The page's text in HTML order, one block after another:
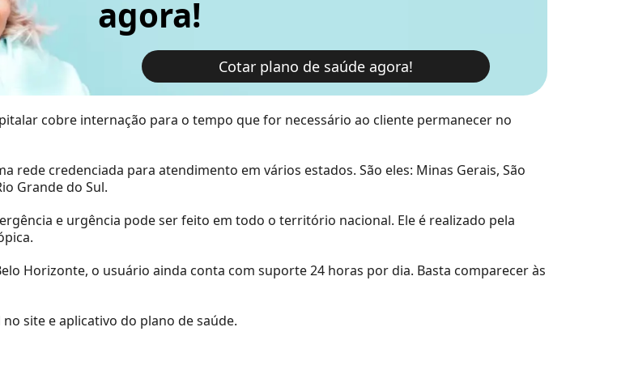
agora!
Cotar plano de saúde agora!
cobre internação para o tempo que for necessário ao cliente permanecer no
rede credenciada para atendimento em vários estados. São eles: Minas Gerais, São
Grande do Sul.
e urgência pode ser feito em todo o território nacional. Ele é realizado pela
Horizonte, o usuário ainda conta com suporte 24 horas por dia. Basta comparecer às
site e aplicativo do plano de saúde.